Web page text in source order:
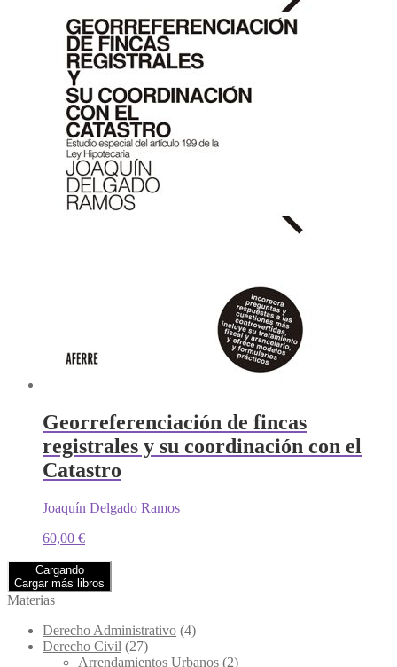
Georreferenciación de fincas
registrales y su coordinación con el
Catastro
Joaquín Delgado Ramos
60,00 €
Cargando
Cargar más libros
Materias
Derecho Administrativo (4)
Derecho Civil (27)
Arrendamientos Urbanos (2)